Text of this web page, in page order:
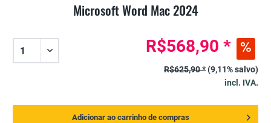
Microsoft Word Mac 2024
R$568,90 *
R$625,90 *(9,11% salvo)
incl. IVA.
Adicionar ao carrinho de compras